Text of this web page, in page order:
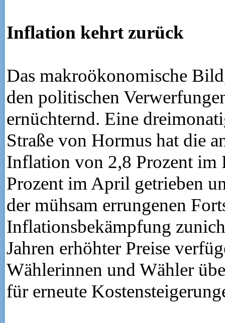
Inflation kehrt zurück
Das makroökonomische
den politischen
ernüchternd. Eine
Straße von Hormus hat die
Inflation von 2,8 Prozent im
Prozent im April getrieben
der mühsam errungenen
Inflationsbekämpfung
Jahren erhöhter Preise
Wählerinnen und Wähler
für erneute